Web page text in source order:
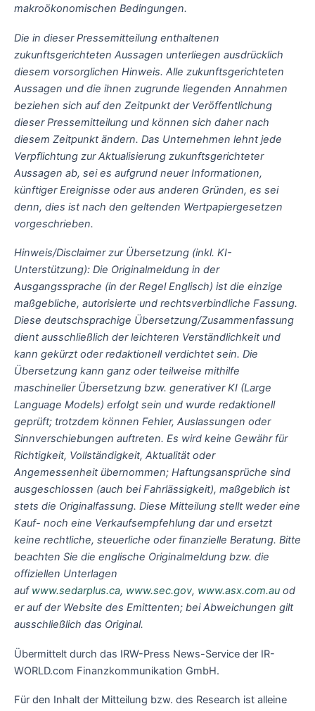
makroökonomischen Bedingungen.
Die in dieser Pressemitteilung enthaltenen
zukunftsgerichteten Aussagen unterliegen ausdrücklich
diesem vorsorglichen Hinweis. Alle zukunftsgerichteten
Aussagen und die ihnen zugrunde liegenden Annahmen
beziehen sich auf den Zeitpunkt der Veröffentlichung
dieser Pressemitteilung und können sich daher nach
diesem Zeitpunkt ändern. Das Unternehmen lehnt jede
Verpflichtung zur Aktualisierung zukunftsgerichteter
Aussagen ab, sei es aufgrund neuer Informationen,
künftiger Ereignisse oder aus anderen Gründen, es sei
denn, dies ist nach den geltenden Wertpapiergesetzen
vorgeschrieben.
Hinweis/Disclaimer zur Übersetzung (inkl. KI-
Unterstützung): Die Originalmeldung in der
Ausgangssprache (in der Regel Englisch) ist die einzige
maßgebliche, autorisierte und rechtsverbindliche Fassung.
Diese deutschsprachige Übersetzung/Zusammenfassung
dient ausschließlich der leichteren Verständlichkeit und
kann gekürzt oder redaktionell verdichtet sein. Die
Übersetzung kann ganz oder teilweise mithilfe
maschineller Übersetzung bzw. generativer KI (Large
Language Models) erfolgt sein und wurde redaktionell
geprüft; trotzdem können Fehler, Auslassungen oder
Sinnverschiebungen auftreten. Es wird keine Gewähr für
Richtigkeit, Vollständigkeit, Aktualität oder
Angemessenheit übernommen; Haftungsansprüche sind
ausgeschlossen (auch bei Fahrlässigkeit), maßgeblich ist
stets die Originalfassung. Diese Mitteilung stellt weder eine
Kauf- noch eine Verkaufsempfehlung dar und ersetzt
keine rechtliche, steuerliche oder finanzielle Beratung. Bitte
beachten Sie die englische Originalmeldung bzw. die
offiziellen Unterlagen
auf www.sedarplus.ca, www.sec.gov, www.asx.com.au od
er auf der Website des Emittenten; bei Abweichungen gilt
ausschließlich das Original.
Übermittelt durch das IRW-Press News-Service der IR-
WORLD.com Finanzkommunikation GmbH.
Für den Inhalt der Mitteilung bzw. des Research ist alleine